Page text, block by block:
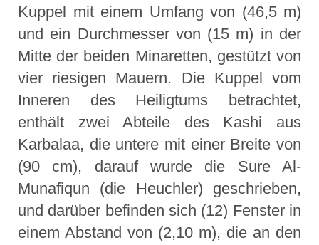
Kuppel mit einem Umfang von (46,5 m)
und ein Durchmesser von (15 m) in der
Mitte der beiden Minaretten, gestützt von
vier riesigen Mauern. Die Kuppel vom
Inneren des Heiligtums betrachtet,
enthält zwei Abteile des Kashi aus
Karbalaa, die untere mit einer Breite von
(90 cm), darauf wurde die Sure Al-
Munafiqun (die Heuchler) geschrieben,
und darüber befinden sich (12) Fenster in
einem Abstand von (2,10 m), die an den